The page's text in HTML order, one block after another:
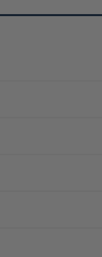
du mouvement
du principe que se
casserole 400ml d'eau,
(vous pouvez voir le